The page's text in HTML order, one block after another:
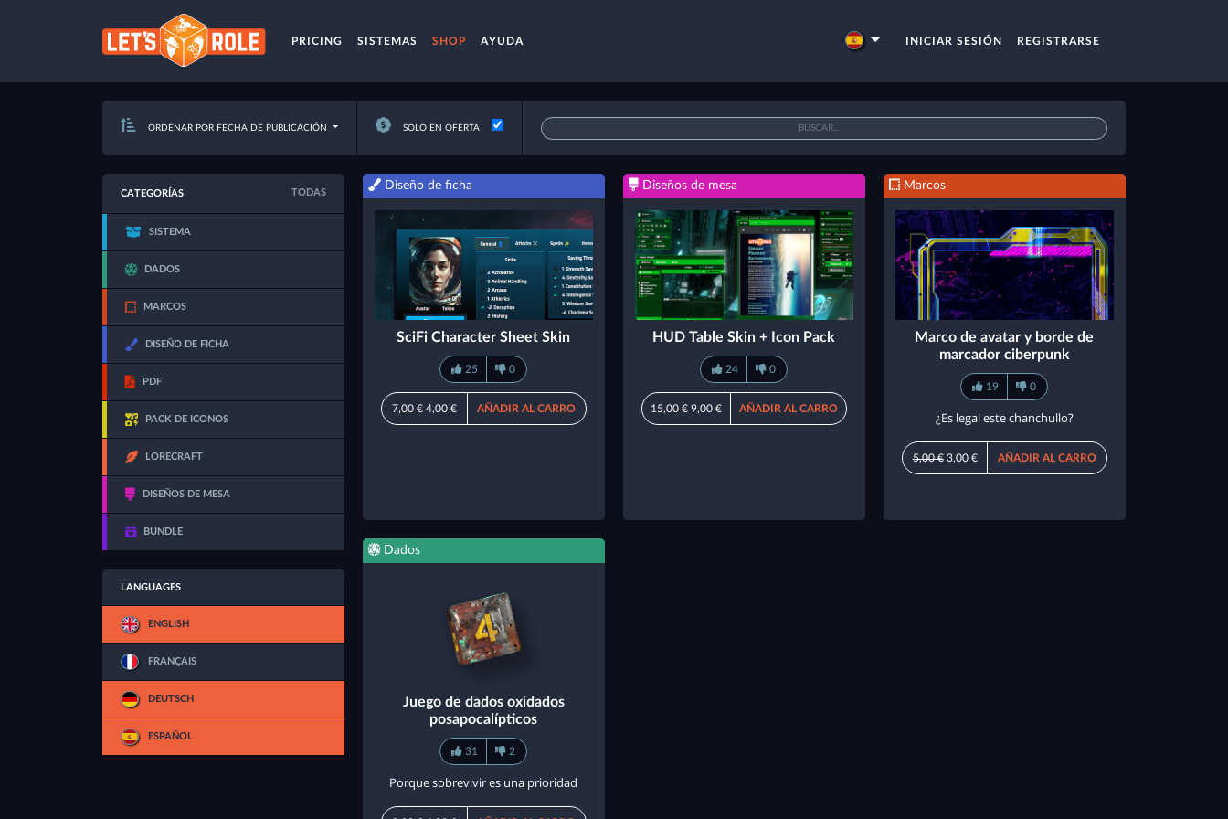
PRICING SISTEMAS SHOP AYUDA INICIAR SESIÓN REGISTRARSE
ORDENAR POR FECHA DE PUBLICACIÓN SOLO EN OFERTA
CATEGORÍAS TODAS
SISTEMA
DADOS
MARCOS
DISEÑO DE FICHA
PDF
PACK DE ICONOS
LORECRAFT
DISEÑOS DE MESA
BUNDLE
LANGUAGES
ENGLISH
FRANÇAIS
DEUTSCH
ESPAÑOL
Diseño de ficha
SciFi Character Sheet Skin
25 0
7,00 €4,00 € AÑADIR AL CARRO
Diseños de mesa
HUD Table Skin + Icon Pack
24 0
15,00 €9,00 € AÑADIR AL CARRO
Marcos
Marco de avatar y borde de
marcador ciberpunk
19 0
¿Es legal este chanchullo?
5,00 €3,00 € AÑADIR AL CARRO
Dados
Juego de dados oxidados
posapocalípticos
31 2
Porque sobrevivir es una prioridad